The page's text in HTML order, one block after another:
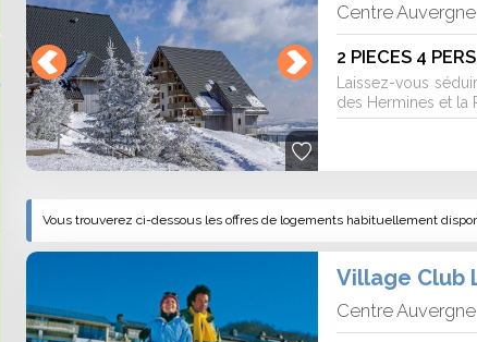
Centre Auvergne
2 PIECES 4
Laissez-vous
des Hermines et la
Vous trouverez ci-dessous les offres de logements habituellement
Village Club
Centre Auvergne